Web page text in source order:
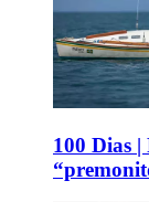
100 Dias